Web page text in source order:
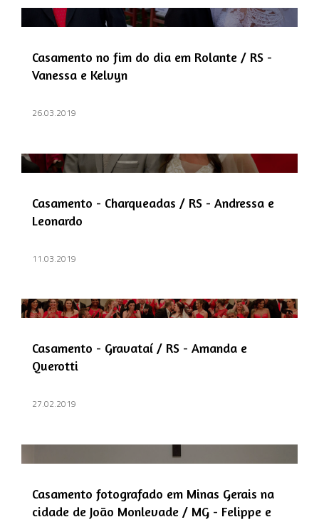
Casamento no fim do dia em Rolante / RS -
Vanessa e Kelvyn
26.03.2019
Casamento - Charqueadas / RS - Andressa e
Leonardo
11.03.2019
Casamento - Gravataí / RS - Amanda e
Querotti
27.02.2019
Casamento fotografado em Minas Gerais na
cidade de João Monlevade / MG - Felippe e